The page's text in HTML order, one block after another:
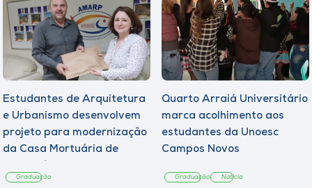
Estudantes de Arquitetura
e Urbanismo desenvolvem
projeto para modernização
da Casa Mortuária de
Graduação
Quarto Arraiá Universitário
marca acolhimento aos
estudantes da Unoesc
Campos Novos
Graduação Notícia